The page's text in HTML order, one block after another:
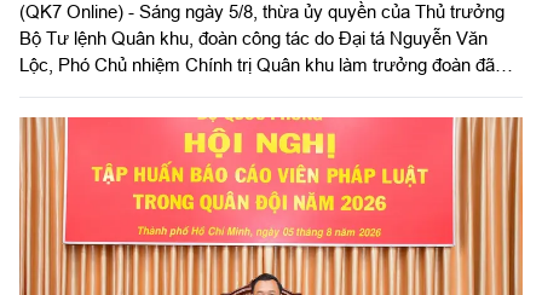
(QK7 Online) - Sáng ngày 5/8, thừa ủy quyền của Thủ trưởng
Bộ Tư lệnh Quân khu, đoàn công tác do Đại tá Nguyễn Văn
Lộc, Phó Chủ nhiệm Chính trị Quân khu làm trưởng đoàn đã
năm 2026 tại Trung đoàn Minh Đạm và Ban Chỉ huy Quân sự
(CHQS) phường Tam Long (Bộ Tư lệnh TP Hồ Chí Minh).